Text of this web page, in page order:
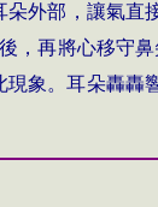
外部，讓氣直
，再將心移守
象。耳朵轟